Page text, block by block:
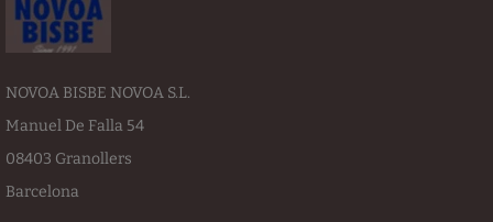
NOVOA BISBE NOVOA S.L.
Manuel De Falla 54
08403 Granollers
Barcelona